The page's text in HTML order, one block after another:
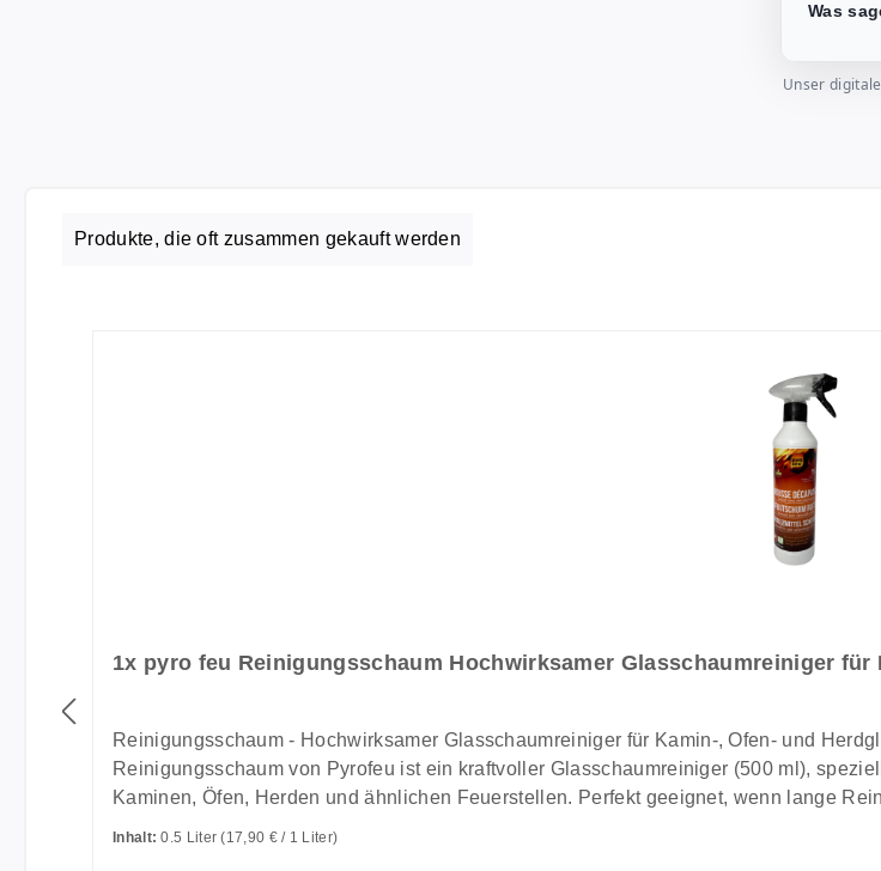
Was
Unser
Produkte, die oft zusammen gekauft werden
1x pyro feu Reinigungsschaum Hochwirksamer Glasschaumreiniger für
Reinigungsschaum - Hochwirksamer Glasschaumreiniger für Kamin-, Ofen- und Herdgläser ✨ Nach Kundenwunsch: Endlich wieder im
Reinigungsschaum von Pyrofeu ist ein kraftvoller Glasschaumreiniger (500 ml),
Kaminen, Öfen, Herden und ähnlichen Feuerstellen. Perfekt geeignet, wenn lange
Inhalt:0.5 Liter(17,90 € / 1 Liter)